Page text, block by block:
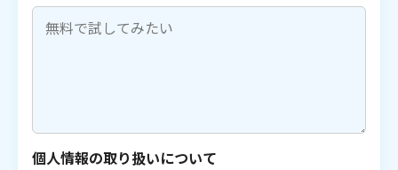
個人情報の取り扱いについて